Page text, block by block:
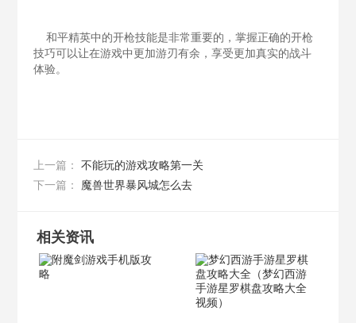
和平精英中的开枪技能是非常重要的，掌握正确的开枪
技巧可以让在游戏中更加游刃有余，享受更加真实的战斗
体验。
上一篇： 不能玩的游戏攻略第一关
下一篇： 魔兽世界暴风城怎么去
相关资讯